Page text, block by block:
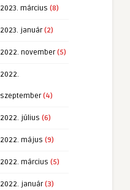
2023. március (8)
2023. január(2)
2022. november(5)
2022.
szeptember(4)
2022. július (6)
2022. május (9)
2022. március (5)
2022. január(3)